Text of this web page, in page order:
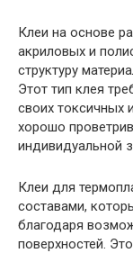
Клеи на основе
акриловых и
структуру
Этот тип клея
своих токсичных
хорошо
индивидуальной
Клеи для
составами,
благодаря
поверхностей.